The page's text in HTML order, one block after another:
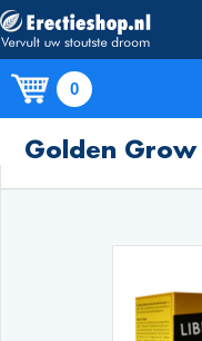
0
Golden Grow